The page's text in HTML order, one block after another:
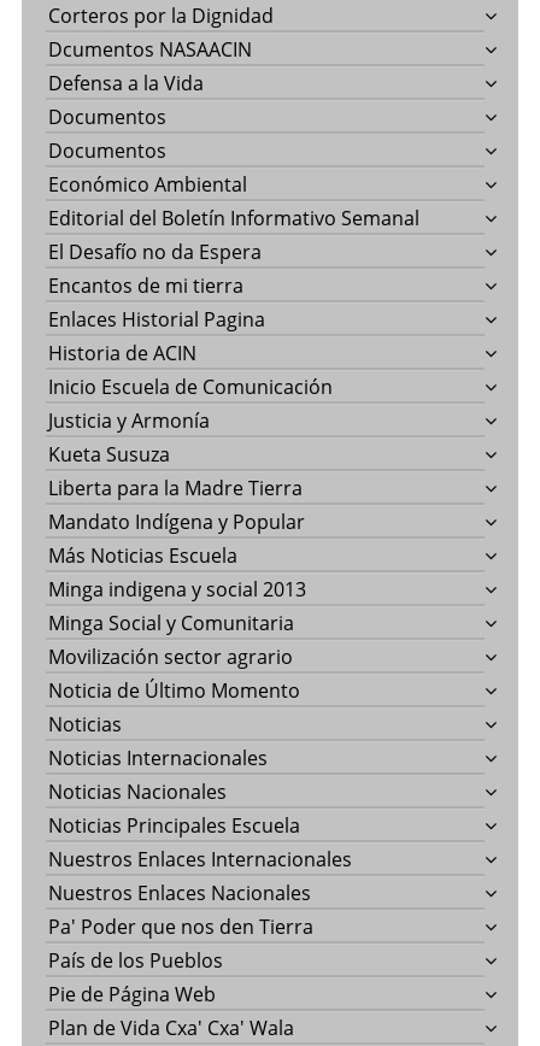
Corteros por la Dignidad
Dcumentos NASAACIN
Defensa a la Vida
Documentos
Documentos
Económico Ambiental
Editorial del Boletín Informativo Semanal
El Desafío no da Espera
Encantos de mi tierra
Enlaces Historial Pagina
Historia de ACIN
Inicio Escuela de Comunicación
Justicia y Armonía
Kueta Susuza
Liberta para la Madre Tierra
Mandato Indígena y Popular
Más Noticias Escuela
Minga indigena y social 2013
Minga Social y Comunitaria
Movilización sector agrario
Noticia de Último Momento
Noticias
Noticias Internacionales
Noticias Nacionales
Noticias Principales Escuela
Nuestros Enlaces Internacionales
Nuestros Enlaces Nacionales
Pa' Poder que nos den Tierra
País de los Pueblos
Pie de Página Web
Plan de Vida Cxa' Cxa' Wala